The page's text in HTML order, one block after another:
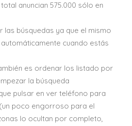
anuncian 575.000 sólo en
las búsquedas ya que el mismo
cuando estás
es ordenar los listado por
la búsqueda
pulsar en ver teléfono para
poco engorroso para el
lo ocultan por completo,